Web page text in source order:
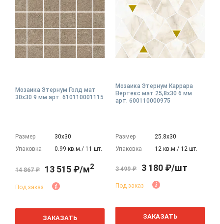
Мозаика Этернум Голд мат
30x30 9 мм арт. 610110001115
Размер
30х30
Упаковка
0.99 кв.м./ 11 шт.
14 867 ₽ 13 515 ₽/м2
Под заказ
м
ЗАКАЗАТЬ
Мозаика Этернум Каррара
Вертекс мат 25,8x30 6 мм
арт. 600110000975
Размер
25.8х30
Упаковка
12 кв.м./ 12 шт.
3 499 ₽ 3 180 ₽/шт
Под заказ
ЗАКАЗАТЬ